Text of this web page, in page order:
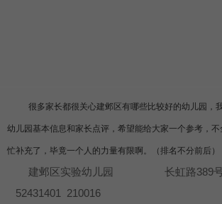
很多家长都很关心建邺区有哪些比较好的幼儿园，
幼儿园基本信息和家长点评，希望能给大家一个参考，
忙补充了，毕竟一个人的力量有限啊。（排名不分前后）
建邺区实验幼儿园 长
52431401 210016